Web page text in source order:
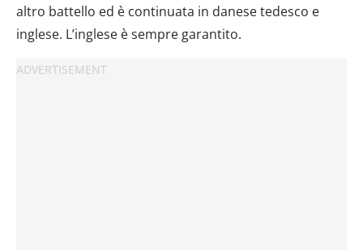
altro battello ed è continuata in danese tedesco e
inglese. L’inglese è sempre garantito.